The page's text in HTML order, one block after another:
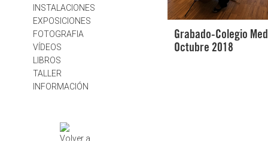
INSTALACIONES
EXPOSICIONES
FOTOGRAFIA
VÍDEOS
LIBROS
TALLER
INFORMACIÓN
Grabado-Colegio
Octubre 2018